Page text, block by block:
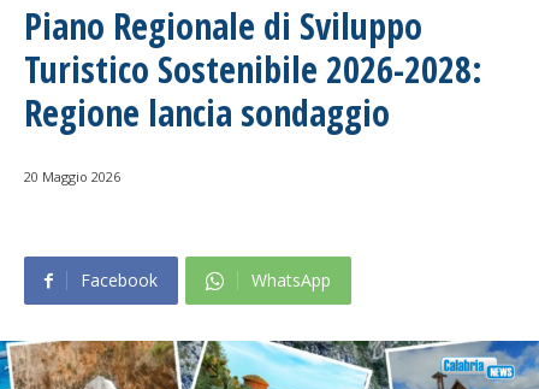
Piano Regionale di Sviluppo
Turistico Sostenibile 2026-2028:
Regione lancia sondaggio
20 Maggio 2026
Facebook WhatsApp